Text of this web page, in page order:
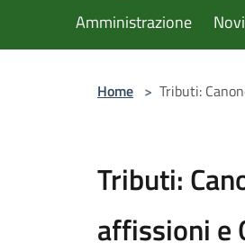
Amministrazione
Home > Tributi:
Tributi:
affissioni e